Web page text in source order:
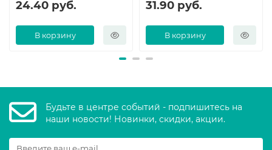
24.40 руб.
В корзину
31.90 руб.
В корзину
Будьте в центре событий - подпишитесь на
наши новости! Новинки, скидки, акции.